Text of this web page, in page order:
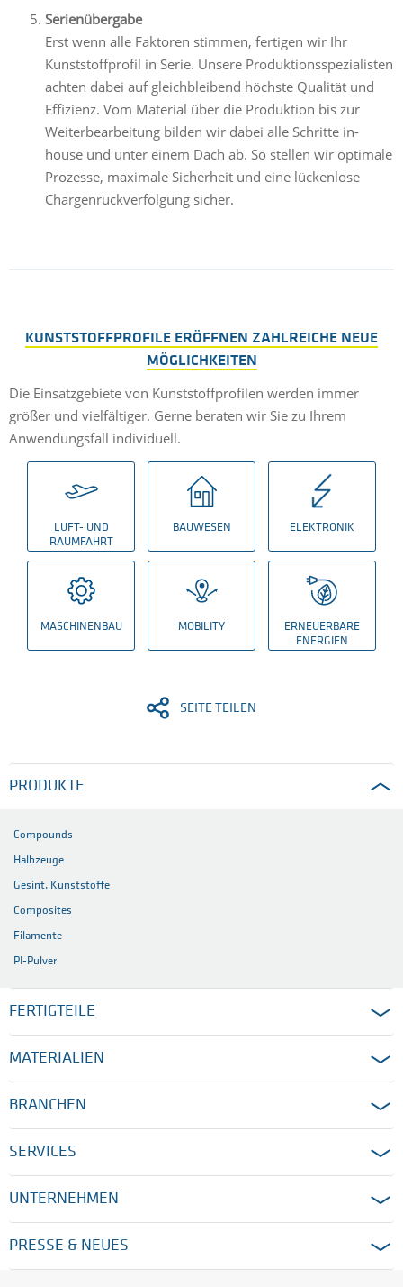
Serienübergabe
Erst wenn alle Faktoren stimmen, fertigen wir Ihr
Kunststoffprofil in Serie. Unsere Produktionsspezialisten
achten dabei auf gleichbleibend höchste Qualität und
Effizienz. Vom Material über die Produktion bis zur
Weiterbearbeitung bilden wir dabei alle Schritte in-
house und unter einem Dach ab. So stellen wir optimale
Prozesse, maximale Sicherheit und eine lückenlose
Chargenrückverfolgung sicher.
KUNSTSTOFFPROFILE ERÖFFNEN ZAHLREICHE NEUE
MÖGLICHKEITEN
Die Einsatzgebiete von Kunststoffprofilen werden immer
größer und vielfältiger. Gerne beraten wir Sie zu Ihrem
Anwendungsfall individuell.
LUFT- UND
RAUMFAHRT
BAUWESEN ELEKTRONIK
MASCHINENBAU MOBILITY
ERNEUERBARE
ENERGIEN
SEITE TEILEN
PRODUKTE
Compounds
Halbzeuge
Gesint. Kunststoffe
Composites
Filamente
PI-Pulver
FERTIGTEILE
MATERIALIEN
BRANCHEN
SERVICES
UNTERNEHMEN
PRESSE & NEUES